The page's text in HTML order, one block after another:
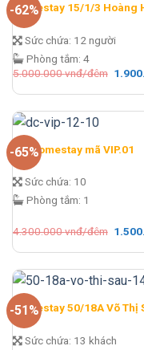
-62%
Homestay 15/1/3 Hoàng
Sức chứa: 12 người
Phòng tắm: 4
5.000.000vnđ/đêm Giá
là:
đêm.
-65%
DC Homestay mã VIP.01
Sức chứa: 10
Phòng tắm: 1
4.300.000vnđ/đêm Giá
là:
đêm.
-51%
Homestay 50/18A Võ Thị
Sức chứa: 13 khách